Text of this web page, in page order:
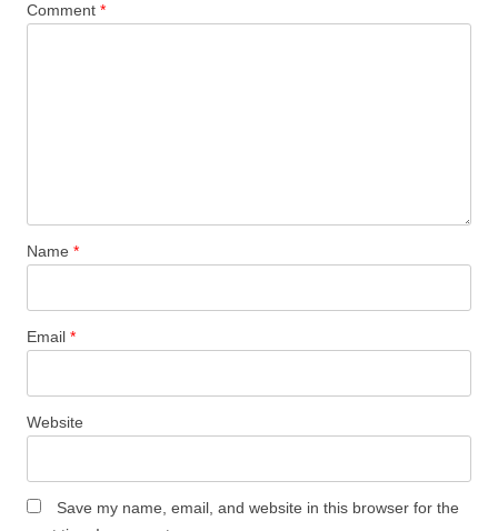
Comment *
Name *
Email *
Website
Save my name, email, and website in this browser for the